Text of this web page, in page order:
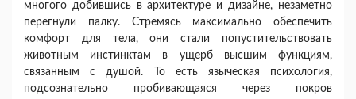
многого добившись в архитектуре и дизайне, незаметно
перегнули палку. Стремясь максимально обеспечить
комфорт для тела, они стали попусти­тельствовать
животным инстинктам в ущерб высшим функциям,
связанным с душой. То есть языческая психология,
подсознательно пробивающаяся через покров